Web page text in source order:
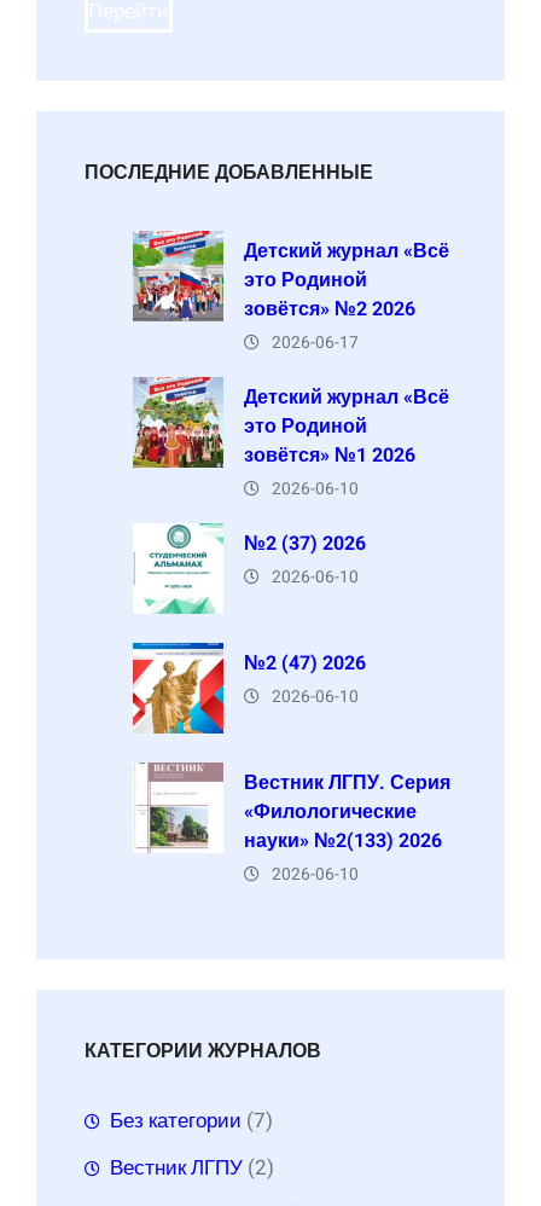
ПОСЛЕДНИЕ ДОБАВЛЕННЫЕ
Детский журнал «Всё
это Родиной
зовётся» №2 2026
2026-06-17
Детский журнал «Всё
это Родиной
зовётся» №1 2026
2026-06-10
№2 (37) 2026
2026-06-10
№2 (47) 2026
2026-06-10
Вестник ЛГПУ. Серия
«Филологические
науки» №2(133) 2026
2026-06-10
КАТЕГОРИИ ЖУРНАЛОВ
Без категории (7)
Вестник ЛГПУ (2)